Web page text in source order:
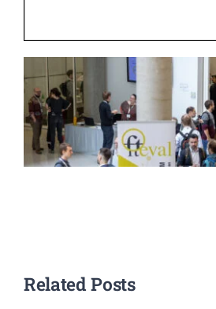
Related Posts